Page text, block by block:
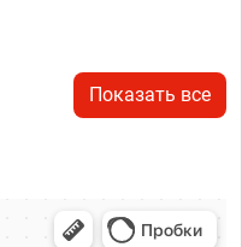
Показать все